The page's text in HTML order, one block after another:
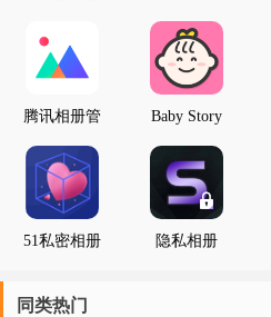
腾讯相册管
Baby Story
51私密相册 隐私相册
同类热门